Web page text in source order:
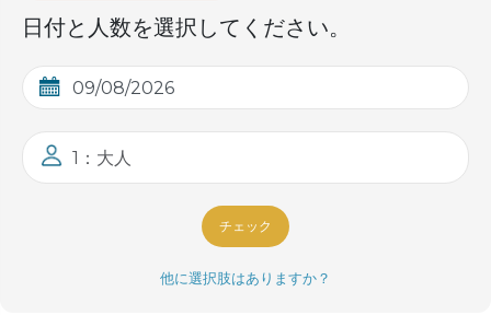
日付と人数を選択してください。
1：大人
チェック
他に選択肢はありますか？